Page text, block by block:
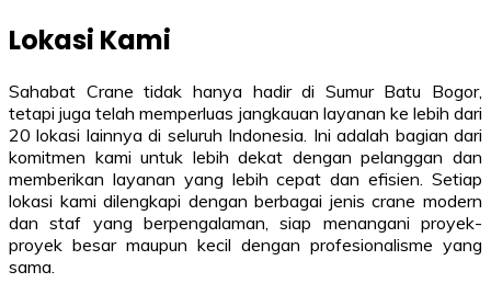
Lokasi Kami
Sahabat Crane tidak hanya hadir di Sumur Batu Bogor,
tetapi juga telah memperluas jangkauan layanan ke lebih dari
20 lokasi lainnya di seluruh Indonesia. Ini adalah bagian dari
komitmen kami untuk lebih dekat dengan pelanggan dan
memberikan layanan yang lebih cepat dan efisien. Setiap
lokasi kami dilengkapi dengan berbagai jenis crane modern
dan staf yang berpengalaman, siap menangani proyek-
proyek besar maupun kecil dengan profesionalisme yang
sama.